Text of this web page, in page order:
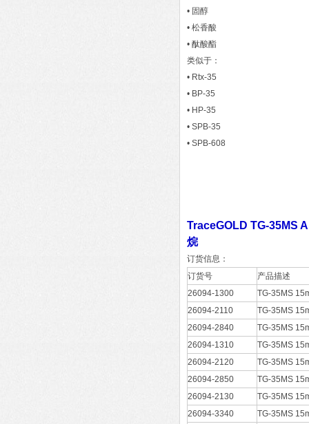
• 固醇
• 松香酸
• 酞酸酯
类似于：
• Rtx-35
• BP-35
• HP-35
• SPB-35
• SPB-608
TraceGOLD TG-35MS
烷
订货信息：
订货号
产品描述
26094-1300
TG-35MS
26094-2110
TG-35MS
26094-2840
TG-35MS
26094-1310
TG-35MS
26094-2120
TG-35MS
26094-2850
TG-35MS
26094-2130
TG-35MS
26094-3340
TG-35MS